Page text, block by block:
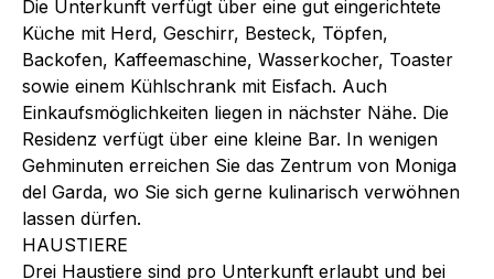
Die Unterkunft verfügt über eine gut eingerichtete
Küche mit Herd, Geschirr, Besteck, Töpfen,
Backofen, Kaffeemaschine, Wasserkocher, Toaster
sowie einem Kühlschrank mit Eisfach. Auch
Einkaufsmöglichkeiten liegen in nächster Nähe. Die
Residenz verfügt über eine kleine Bar. In wenigen
Gehminuten erreichen Sie das Zentrum von Moniga
del Garda, wo Sie sich gerne kulinarisch verwöhnen
lassen dürfen.
HAUSTIERE
Drei Haustiere sind pro Unterkunft erlaubt und bei